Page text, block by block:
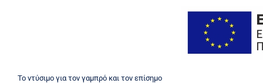
Μετάβαση
Το ντύσιμο για τον γαμπρό και τον επίσημο